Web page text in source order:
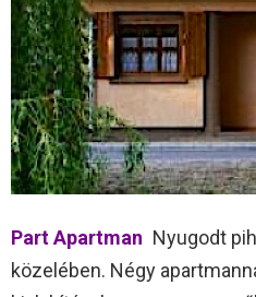
Part Apartman Nyugodt
közelében. Négy